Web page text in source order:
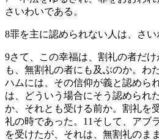
さいわいである。
8罪を主に認められない人は、さい
9さて、この幸福は、割礼の者だ
も、無割礼の者にも及ぶのか。わ
ハムには、その信仰が義と認めら
は、どういう場合にそう認められ
か、それとも受ける前か。割礼を
礼の時であった。 11 そして、アブ
を受けたが、それは、無割礼のま